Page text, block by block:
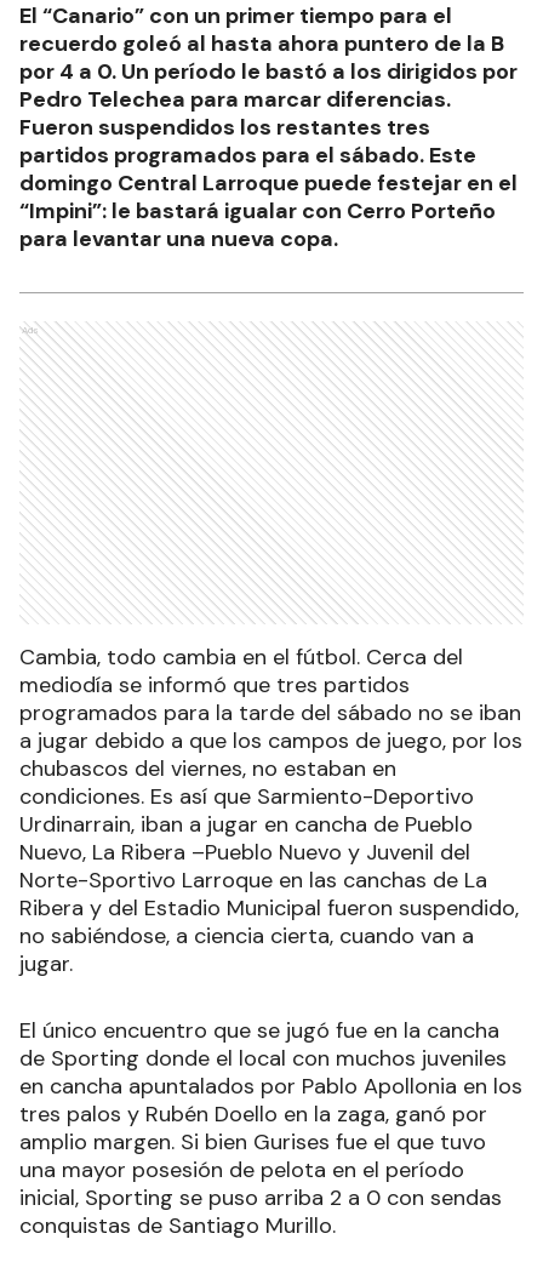
El “Canario” con un primer tiempo para el
recuerdo goleó al hasta ahora puntero de la B
por 4 a 0. Un período le bastó a los dirigidos por
Pedro Telechea para marcar diferencias.
Fueron suspendidos los restantes tres
partidos programados para el sábado. Este
domingo Central Larroque puede festejar en el
“Impini”: le bastará igualar con Cerro Porteño
para levantar una nueva copa.
Ads
Cambia, todo cambia en el fútbol. Cerca del
mediodía se informó que tres partidos
programados para la tarde del sábado no se iban
a jugar debido a que los campos de juego, por los
chubascos del viernes, no estaban en
condiciones. Es así que Sarmiento-Deportivo
Urdinarrain, iban a jugar en cancha de Pueblo
Nuevo, La Ribera –Pueblo Nuevo y Juvenil del
Norte-Sportivo Larroque en las canchas de La
Ribera y del Estadio Municipal fueron suspendido,
no sabiéndose, a ciencia cierta, cuando van a
jugar.
El único encuentro que se jugó fue en la cancha
de Sporting donde el local con muchos juveniles
en cancha apuntalados por Pablo Apollonia en los
tres palos y Rubén Doello en la zaga, ganó por
amplio margen. Si bien Gurises fue el que tuvo
una mayor posesión de pelota en el período
inicial, Sporting se puso arriba 2 a 0 con sendas
conquistas de Santiago Murillo.